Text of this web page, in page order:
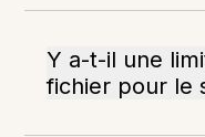
Y a-t-il une
fichier pour le